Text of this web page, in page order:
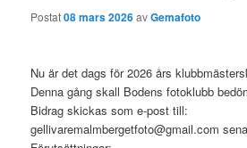
Postat08 mars 2026avGemafoto
Nu är det dags för 2026 års
Denna gång skall Bodens fotoklubb
Bidrag skickas som e-post till:
gellivaremalmbergetfoto@gmail.com